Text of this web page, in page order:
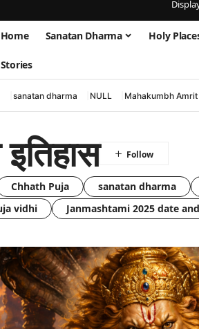
Home Sanatan Dharma Holy
Stories
sanatan dharma NULL Mahakumbh Amrit
Chhath Puja sanatan dharma
vidhi
Janmashtami 2025 date